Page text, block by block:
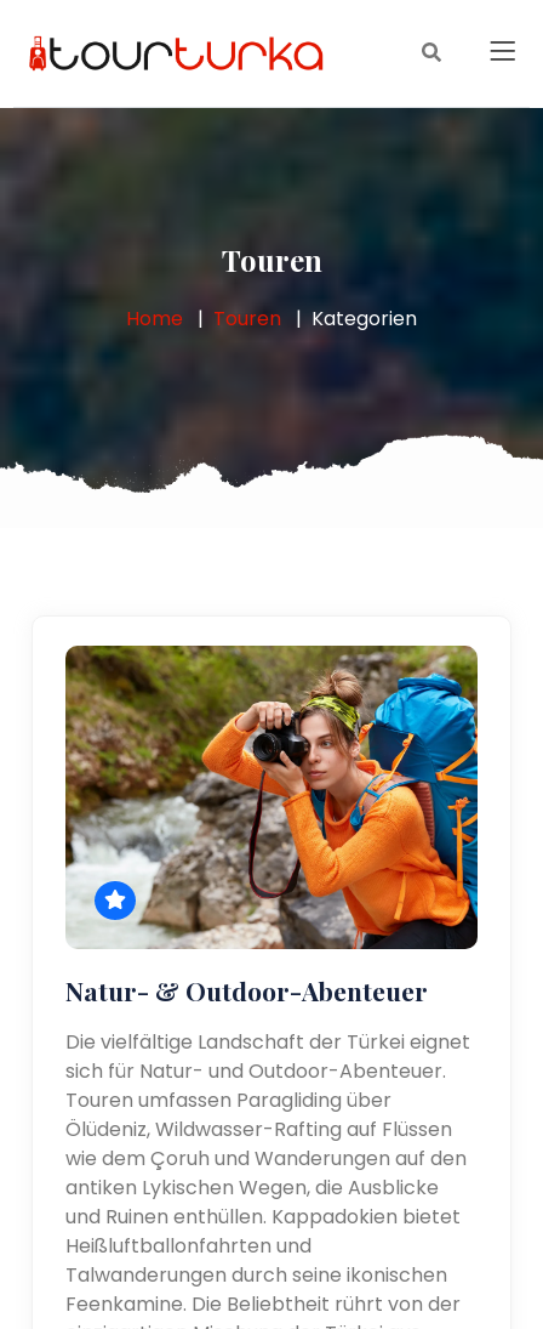
Touren
Home Touren Kategorien
Natur- & Outdoor-Abenteuer
Die vielfältige Landschaft der Türkei eignet
sich für Natur- und Outdoor-Abenteuer.
Touren umfassen Paragliding über
Ölüdeniz, Wildwasser-Rafting auf Flüssen
wie dem Çoruh und Wanderungen auf den
antiken Lykischen Wegen, die Ausblicke
und Ruinen enthüllen. Kappadokien bietet
Heißluftballonfahrten und
Talwanderungen durch seine ikonischen
Feenkamine. Die Beliebtheit rührt von der